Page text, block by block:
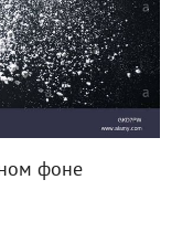
фоне